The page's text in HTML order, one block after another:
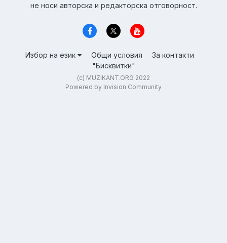
не носи авторска и редакторска отговорност.
Избор на език Общи условия
За контакти
"Бисквитки"
(c) MUZIKANT.ORG 2022
Powered by Invision Community